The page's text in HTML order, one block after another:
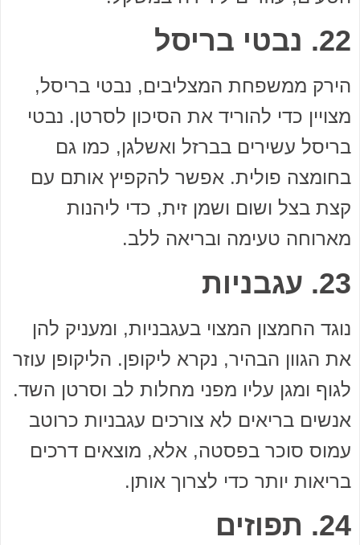
22. נבטי בריסל
הירק ממשפחת המצליבים, נבטי בריסל,
מצויין כדי להוריד את הסיכון לסרטן. נבטי
בריסל עשירים בברזל ואשלגן, כמו גם
בחומצה פולית. אפשר להקפיץ אותם עם
קצת בצל ושום ושמן זית, כדי ליהנות
מארוחה טעימה ובריאה ללב.
23. עגבניות
נוגד החמצון המצוי בעגבניות, ומעניק להן
את הגוון הבהיר, נקרא ליקופן. הליקופן עוזר
לגוף ומגן עליו מפני מחלות לב וסרטן השד.
אנשים בריאים לא צורכים עגבניות כרוטב
עמוס סוכר בפסטה, אלא, מוצאים דרכים
בריאות יותר כדי לצרוך אותן.
24. תפוזים